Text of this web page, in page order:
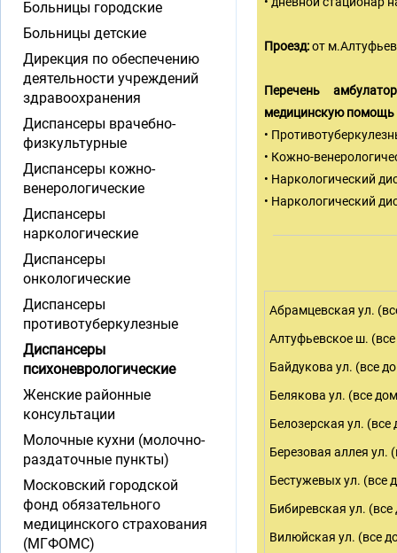
Проезд:от
Перечень
медицинскую
•
• Кожно-
• Наркологический
• Наркологический
Абрамцевская ул.
Алтуфьевское ш.
Байдукова ул. (все
Белякова ул. (все
Белозерская ул. (все
Березовая аллея ул.
Бестужевых ул. (все
Бибиревская ул.
Вилюйская ул. (все
Больницы городские
Больницы детские
Дирекция по обеспечению
деятельности учреждений
здравоохранения
Диспансеры врачебно-
физкультурные
Диспансеры кожно-
венерологические
Диспансеры
наркологические
Диспансеры
онкологические
Диспансеры
противотуберкулезные
Диспансеры
психоневрологические
Женские районные
консультации
Молочные кухни (молочно-
раздаточные пункты)
Московский городской
фонд обязательного
медицинского страхования
(МГФОМС)